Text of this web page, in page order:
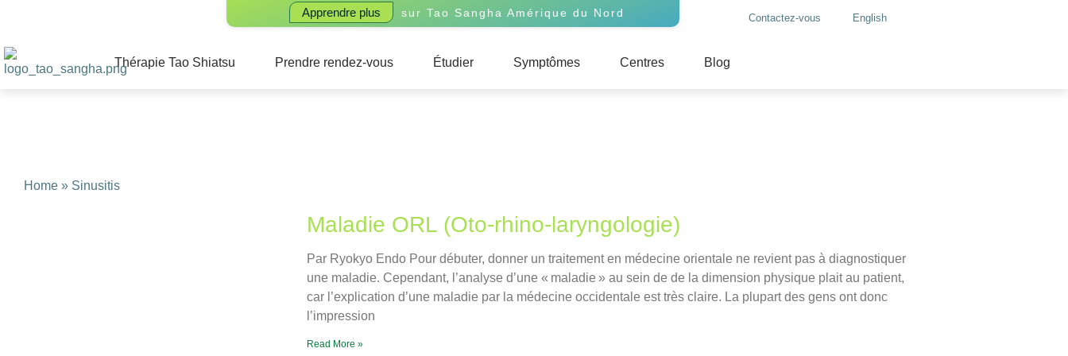
Apprendre plus sur Tao Sangha Amérique du Nord Contactez-vous English
Thérapie Tao Shiatsu Prendre rendez-vous Étudier Symptômes Centres Blog
Home » Sinusitis
Maladie ORL (Oto-rhino-laryngologie)
Par Ryokyo Endo Pour débuter, donner un traitement en médecine orientale ne revient pas à diagnostiquer
une maladie. Cependant, l’analyse d’une « maladie » au sein de de la dimension physique plait au patient,
car l’explication d’une maladie par la médecine occidentale est très claire. La plupart des gens ont donc
l’impression
Read More »